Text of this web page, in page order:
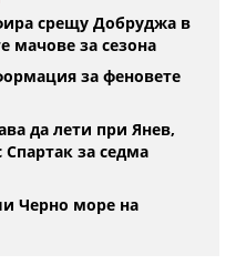
срещу Добруджа в
мачове за сезона
за феновете
да лети при Янев,
Спартак за седма
Черно море на